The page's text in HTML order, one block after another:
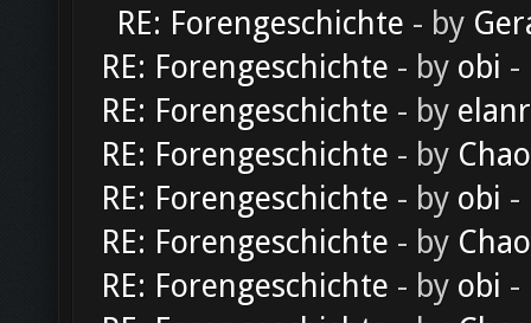
RE: Forengeschichte - by
RE: Forengeschichte - by obi -
RE: Forengeschichte - by
RE: Forengeschichte - by
RE: Forengeschichte - by obi -
RE: Forengeschichte - by
RE: Forengeschichte - by obi -